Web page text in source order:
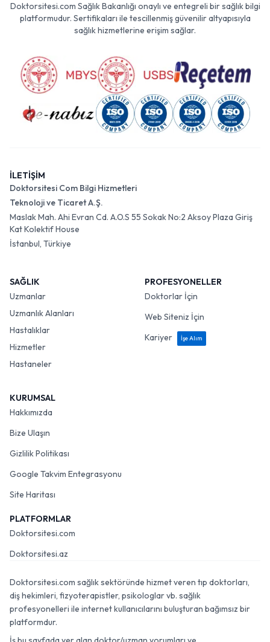
Doktorsitesi.com Sağlık Bakanlığı onaylı ve entegreli bir sağlık bilgi
platformudur. Sertifikaları ile tescillenmiş güvenilir altyapısıyla
sağlık hizmetlerine erişim sağlar.
İLETİŞİM
Doktorsitesi Com Bilgi Hizmetleri
Teknoloji ve Ticaret A.Ş.
Maslak Mah. Ahi Evran Cd. A.O.S 55 Sokak No:2 Aksoy Plaza Giriş
Kat Kolektif House
İstanbul, Türkiye
SAĞLIK
Uzmanlar
Uzmanlık Alanları
Hastalıklar
Hizmetler
Hastaneler
PROFESYONELLER
Doktorlar İçin
Web Siteniz İçin
Kariyer
İşe Alım
KURUMSAL
Hakkımızda
Bize Ulaşın
Gizlilik Politikası
Google Takvim Entegrasyonu
Site Haritası
PLATFORMLAR
Doktorsitesi.com
Doktorsitesi.az
Doktorsitesi.com sağlık sektöründe hizmet veren tıp doktorları,
diş hekimleri, fizyoterapistler, psikologlar vb. sağlık
profesyonelleri ile internet kullanıcılarını buluşturan bağımsız bir
platformdur.